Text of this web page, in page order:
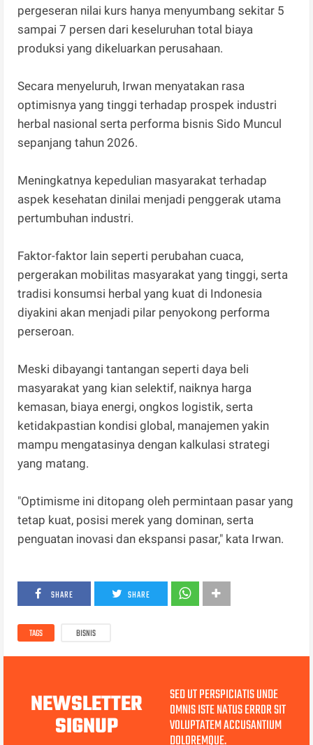
pergeseran nilai kurs hanya menyumbang sekitar 5
sampai 7 persen dari keseluruhan total biaya
produksi yang dikeluarkan perusahaan.
Secara menyeluruh, Irwan menyatakan rasa
optimisnya yang tinggi terhadap prospek industri
herbal nasional serta performa bisnis Sido Muncul
sepanjang tahun 2026.
Meningkatnya kepedulian masyarakat terhadap
aspek kesehatan dinilai menjadi penggerak utama
pertumbuhan industri.
Faktor-faktor lain seperti perubahan cuaca,
pergerakan mobilitas masyarakat yang tinggi, serta
tradisi konsumsi herbal yang kuat di Indonesia
diyakini akan menjadi pilar penyokong performa
perseroan.
Meski dibayangi tantangan seperti daya beli
masyarakat yang kian selektif, naiknya harga
kemasan, biaya energi, ongkos logistik, serta
ketidakpastian kondisi global, manajemen yakin
mampu mengatasinya dengan kalkulasi strategi
yang matang.
"Optimisme ini ditopang oleh permintaan pasar yang
tetap kuat, posisi merek yang dominan, serta
penguatan inovasi dan ekspansi pasar," kata Irwan.
SHARE SHARE
TAGS BISNIS
NEWSLETTER
SIGNUP
SED UT PERSPICIATIS UNDE
OMNIS ISTE NATUS ERROR SIT
VOLUPTATEM ACCUSANTIUM